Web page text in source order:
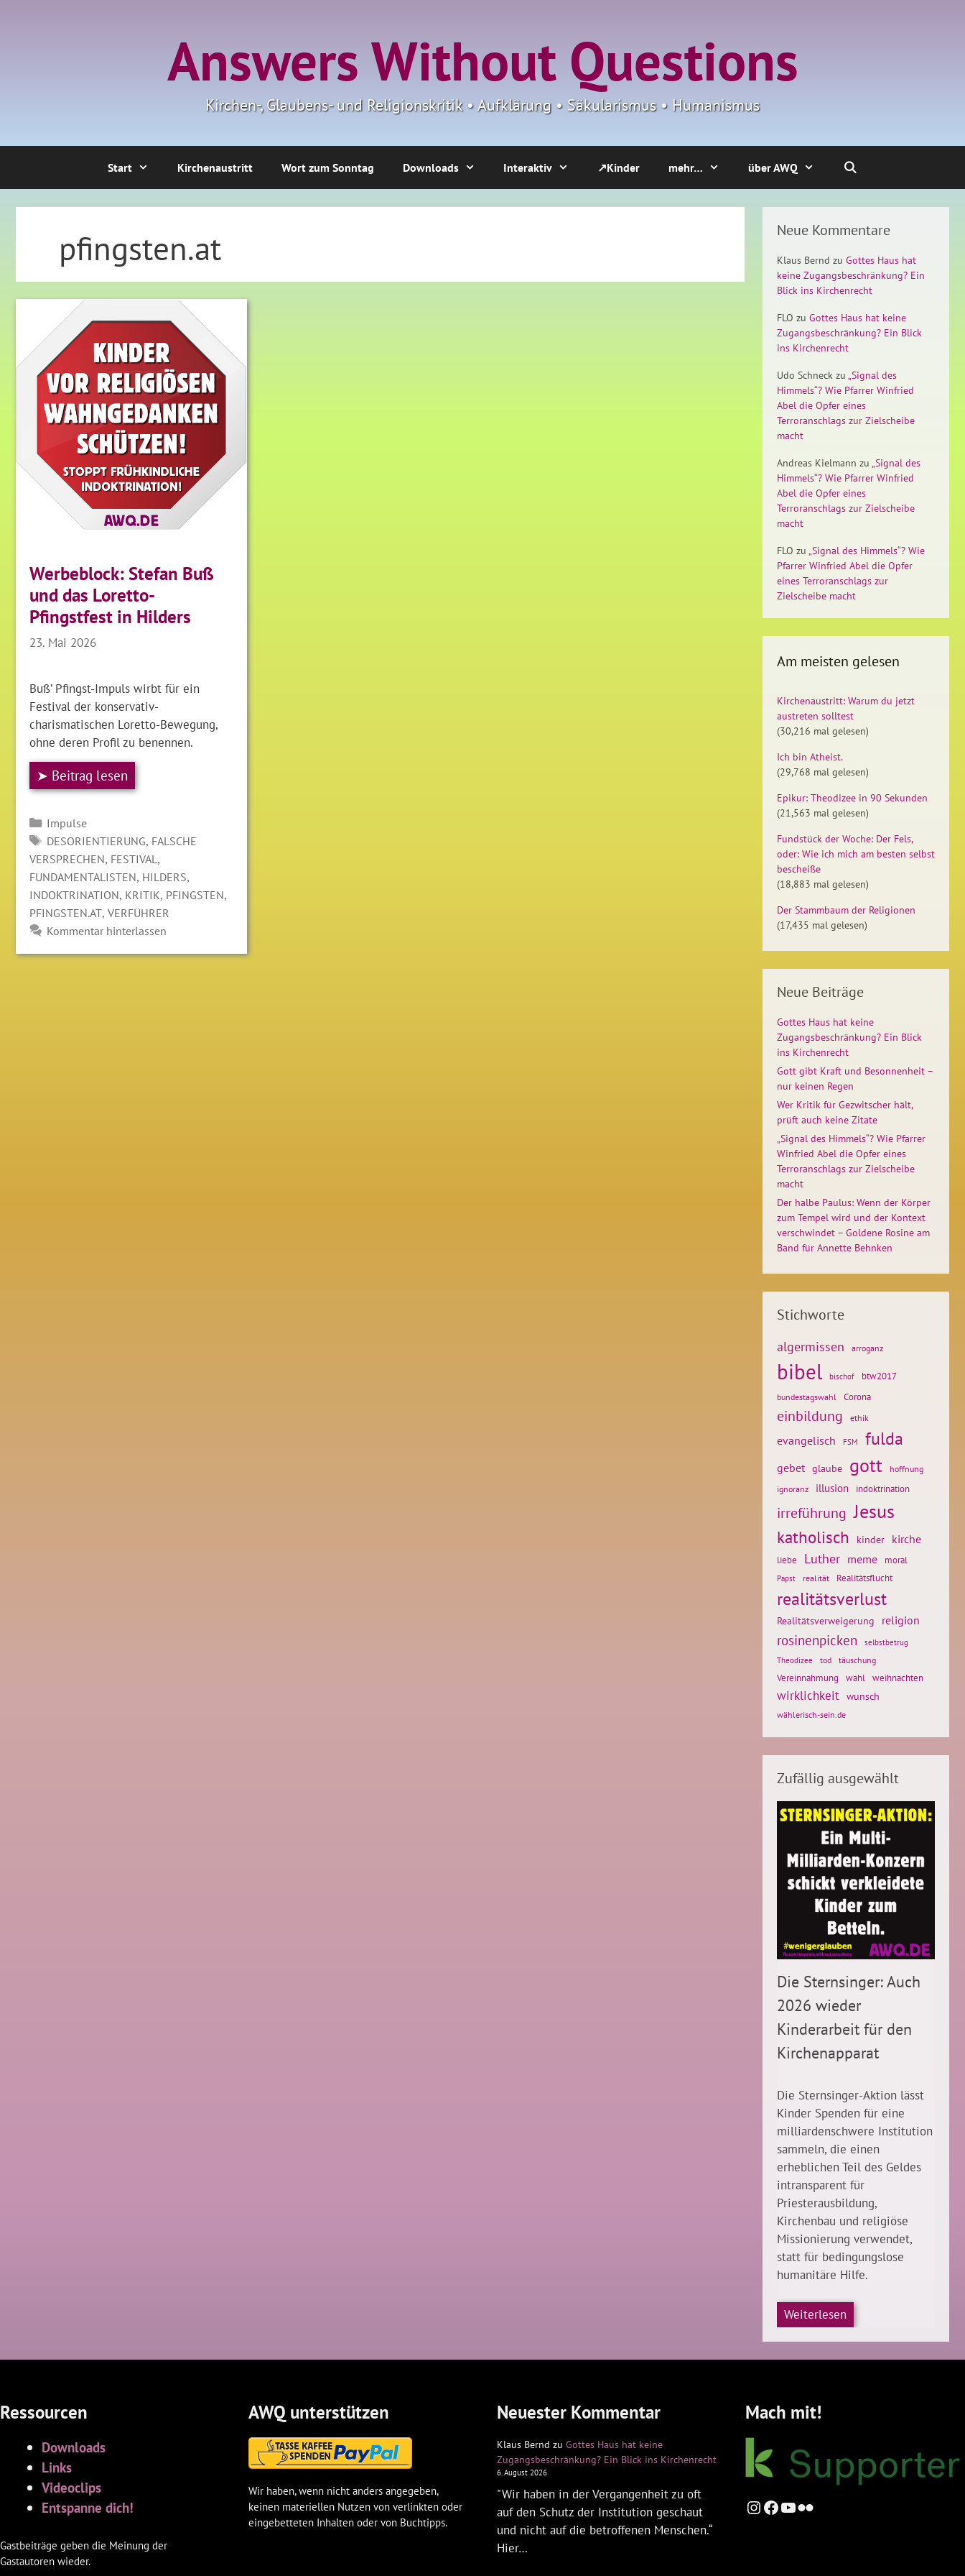
Answers Without Questions
Kirchen-, Glaubens- und Religionskritik • Aufklärung • Säkularismus • Humanismus
Start Kirchenaustritt Wort zum Sonntag Downloads Interaktiv ↗Kinder mehr… über AWQ
pfingsten.at
Werbeblock: Stefan Buß
und das Loretto-
Pfingstfest in Hilders
23. Mai 2026
Buß’ Pfingst-Impuls wirbt für ein
Festival der konservativ-
charismatischen Loretto-Bewegung,
ohne deren Profil zu benennen.
➤ Beitrag lesen
Kategorien
Impulse
SCHLAGWÖRTER
DESORIENTIERUNG, FALSCHE
VERSPRECHEN, FESTIVAL,
FUNDAMENTALISTEN, HILDERS,
INDOKTRINATION, KRITIK, PFINGSTEN,
PFINGSTEN.AT,VERFÜHRER
Kommentar hinterlassen
Neue Kommentare
Klaus Bernd zu Gottes Haus hat
keine Zugangsbeschränkung? Ein
Blick ins Kirchenrecht
FLO zu Gottes Haus hat keine
Zugangsbeschränkung? Ein Blick
ins Kirchenrecht
Udo Schneck zu „Signal des
Himmels“? Wie Pfarrer Winfried
Abel die Opfer eines
Terroranschlags zur Zielscheibe
macht
Andreas Kielmann zu „Signal des
Himmels“? Wie Pfarrer Winfried
Abel die Opfer eines
Terroranschlags zur Zielscheibe
macht
FLO zu „Signal des Himmels“? Wie
Pfarrer Winfried Abel die Opfer
eines Terroranschlags zur
Zielscheibe macht
Am meisten gelesen
Kirchenaustritt: Warum du jetzt
austreten solltest
(30,216 mal gelesen)
Ich bin Atheist.
(29,768 mal gelesen)
Epikur: Theodizee in 90 Sekunden
(21,563 mal gelesen)
Fundstück der Woche: Der Fels,
oder: Wie ich mich am besten selbst
bescheiße
(18,883 mal gelesen)
Der Stammbaum der Religionen
(17,435 mal gelesen)
Neue Beiträge
Gottes Haus hat keine
Zugangsbeschränkung? Ein Blick
ins Kirchenrecht
Gott gibt Kraft und Besonnenheit –
nur keinen Regen
Wer Kritik für Gezwitscher hält,
prüft auch keine Zitate
„Signal des Himmels“? Wie Pfarrer
Winfried Abel die Opfer eines
Terroranschlags zur Zielscheibe
macht
Der halbe Paulus: Wenn der Körper
zum Tempel wird und der Kontext
verschwindet – Goldene Rosine am
Band für Annette Behnken
Stichworte
algermissen arroganz
bibel bischof btw2017
bundestagswahl Corona
einbildung ethik
evangelisch FSM fulda
gebet glaube gott
hoffnung
ignoranz
illusion indoktrination
irreführung Jesus
katholisch kinder kirche
liebe Luther meme moral
Papst realität Realitätsflucht
realitätsverlust
Realitätsverweigerung religion
rosinenpicken
selbstbetrug
Theodizee
tod täuschung
Vereinnahmung wahl weihnachten
wirklichkeit wunsch
wählerisch-sein.de
Zufällig ausgewählt
Die Sternsinger: Auch
2026 wieder
Kinderarbeit für den
Kirchenapparat
Die Sternsinger-Aktion lässt
Kinder Spenden für eine
milliardenschwere Institution
sammeln, die einen
erheblichen Teil des Geldes
intransparent für
Priesterausbildung,
Kirchenbau und religiöse
Missionierung verwendet,
statt für bedingungslose
humanitäre Hilfe.
Weiterlesen
Ressourcen
Downloads
Links
Videoclips
Entspanne dich!
Gastbeiträge geben die Meinung der
Gastautoren wieder.
AWQ unterstützen
Wir haben, wenn nicht anders angegeben,
keinen materiellen Nutzen von verlinkten oder
eingebetteten Inhalten oder von Buchtipps.
Neuester Kommentar
Klaus Bernd zu Gottes Haus hat keine
Zugangsbeschränkung? Ein Blick ins Kirchenrecht
6. August 2026
"Wir haben in der Vergangenheit zu oft
auf den Schutz der Institution geschaut
und nicht auf die betroffenen Menschen.“
Hier…
Mach mit!
Instagram
Facebook
YouTube
Flickr